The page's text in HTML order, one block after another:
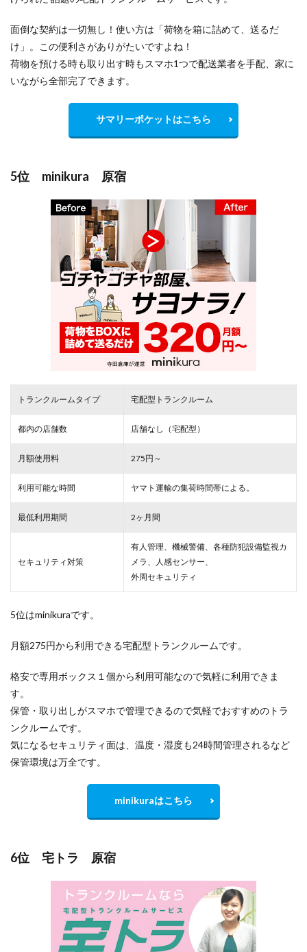
面倒な契約は一切無し！使い方は「荷物を箱に詰めて、送るだ
け」。この便利さがありがたいですよね！
荷物を預ける時も取り出す時もスマホ1つで配送業者を手配、家に
いながら全部完了できます。
サマリーポケットはこちら
5位 minikura 原宿
トランクルームタイプ 宅配型トランクルーム
都内の店舗数 店舗なし（宅配型）
月額使用料 275円～
利用可能な時間 ヤマト運輸の集荷時間帯による。
最低利用期間 2ヶ月間
セキュリティ対策
有人管理、機械警備、各種防犯設備監視カ
メラ、人感センサー、
外周セキュリティ
5位はminikuraです。
月額275円から利用できる宅配型トランクルームです。
格安で専用ボックス１個から利用可能なので気軽に利用できま
す。
保管・取り出しがスマホで管理できるので気軽でおすすめのトラ
ンクルームです。
気になるセキュリティ面は、温度・湿度も24時間管理されるなど
保管環境は万全です。
minikuraはこちら
6位 宅トラ 原宿